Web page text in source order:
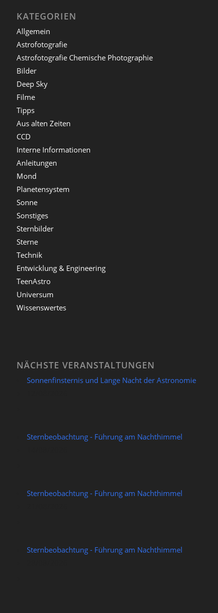
KATEGORIEN
Allgemein
Astrofotografie
Astrofotografie Chemische Photographie
Bilder
Deep Sky
Filme
Tipps
Aus alten Zeiten
CCD
Interne Informationen
Anleitungen
Mond
Planetensystem
Sonne
Sonstiges
Sternbilder
Sterne
Technik
Entwicklung & Engineering
TeenAstro
Universum
Wissenswertes
NÄCHSTE VERANSTALTUNGEN
Sonnenfinsternis und Lange Nacht der Astronomie
Sternbeobachtung - Führung am Nachthimmel
Sternbeobachtung - Führung am Nachthimmel
Sternbeobachtung - Führung am Nachthimmel